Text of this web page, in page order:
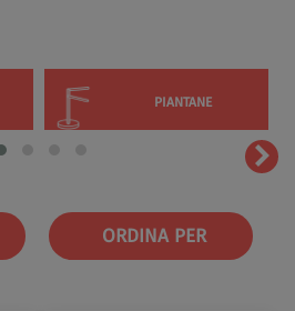
PIANTANE
ORDINA PER